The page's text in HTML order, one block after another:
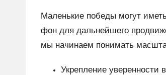
Маленькие победы могут
фон для дальнейшего
мы начинаем понимать
Укрепление уверенности